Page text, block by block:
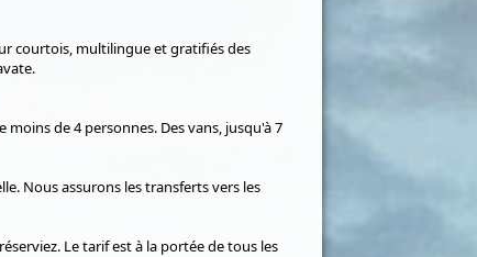
courtois, multilingue et gratifiés des
de 4 personnes. Des vans, jusqu'à 7
Nous assurons les transferts vers les
Le tarif est à la portée de tous les